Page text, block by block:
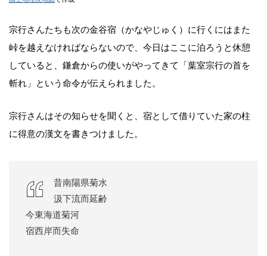
宗行さんたちも次の金谷宿（かなやじゅく）に行くにはまた
峠を越えなければならないので、今日はここに泊ろうと休憩
していると、鎌倉からの使いがやってきて「葉室宗行の首を
斬れ」という命令が伝えられました。
宗行さんはその知らせを聞くと、宿として借りていた家の柱
に得意の漢文を書きつけました。
昔南陽県菊水
汲下流而延齢
今東海道菊河
宿西岸而失命